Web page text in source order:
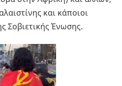
και κάποιοι
Σοβιετικής Ένωσης.